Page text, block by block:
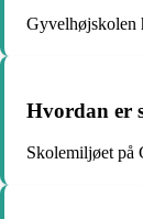
Gyvelhøjskolen
Hvordan er
Skolemiljøet på